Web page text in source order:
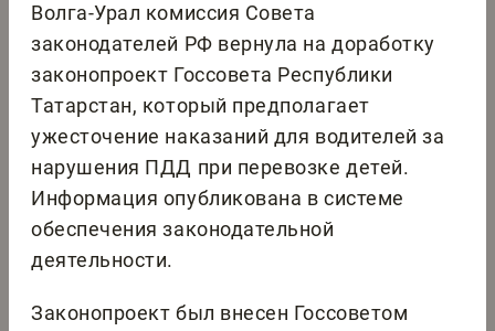
Волга-Урал комиссия Совета
законодателей РФ вернула на доработку
законопроект Госсовета Республики
Татарстан, который предполагает
ужесточение наказаний для водителей за
нарушения ПДД при перевозке детей.
Информация опубликована в системе
обеспечения законодательной
деятельности.
Законопроект был внесен Госсоветом